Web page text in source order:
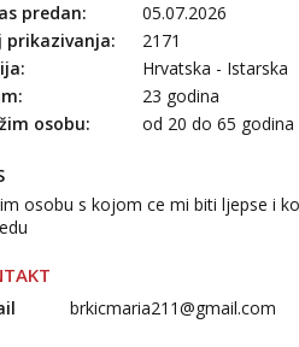
predan:
05.07.2026
prikazivanja:
2171
Hrvatska - Istarska
23 godina
osobu:
od 20 do 65 godina
osobu s kojom ce mi biti ljepse i
brkicmaria211@gmail.com